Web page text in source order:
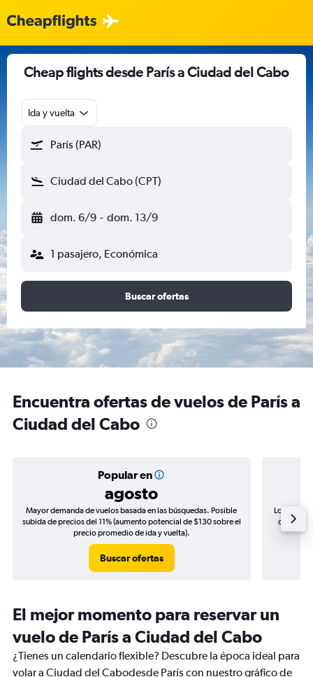
Cheap flights desde París a Ciudad del Cabo
Ida y vuelta
París (PAR)
Ciudad del Cabo (CPT)
dom. 6/9 - dom. 13/9
1 pasajero, Económica
Buscar ofertas
Encuentra ofertas de vuelos de París a
Ciudad del Cabo
Popular en
agosto
Mayor demanda de vuelos basada en las búsquedas. Posible
subida de precios del 11% (aumento potencial de $130 sobre el
precio promedio de ida y vuelta).
Buscar ofertas
Los
de
El mejor momento para reservar un
vuelo de París a Ciudad del Cabo
¿Tienes un calendario flexible? Descubre la época ideal para
volar a Ciudad del Cabodesde París con nuestro gráfico de